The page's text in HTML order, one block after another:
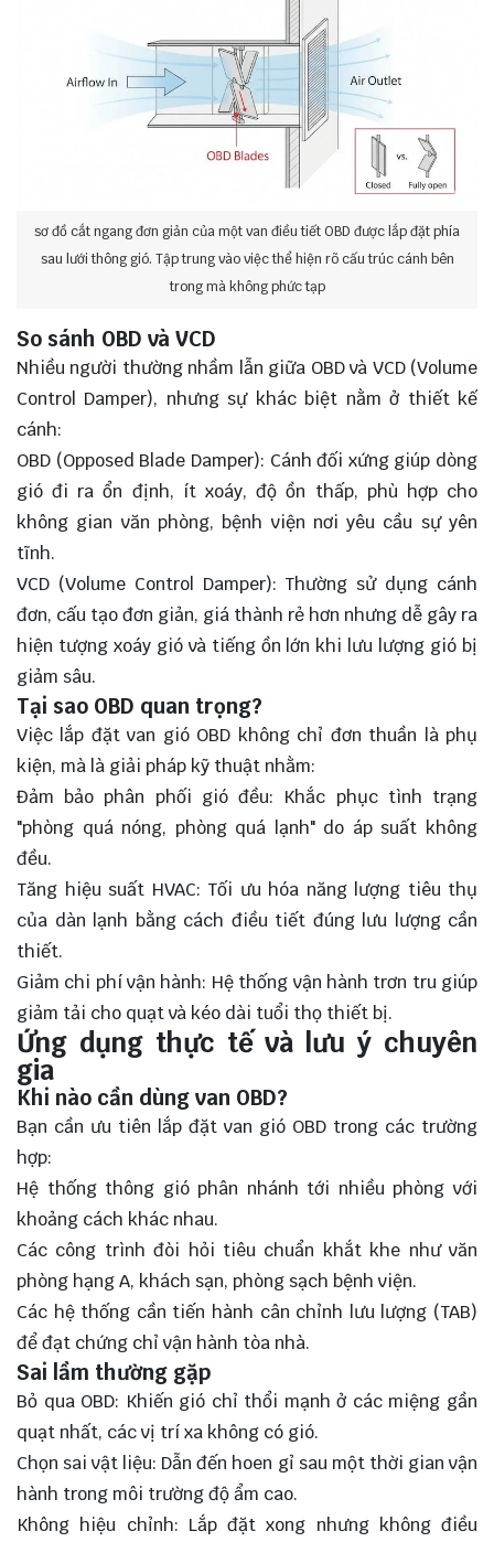
sơ đồ cắt ngang đơn giản của một van điều tiết OBD được lắp đặt phía
sau lưới thông gió. Tập trung vào việc thể hiện rõ cấu trúc cánh bên
trong mà không phức tạp
So sánh OBD và VCD
Nhiều người thường nhầm lẫn giữa OBD và VCD (Volume
Control Damper), nhưng sự khác biệt nằm ở thiết kế
cánh:
OBD (Opposed Blade Damper): Cánh đối xứng giúp dòng
gió đi ra ổn định, ít xoáy, độ ồn thấp, phù hợp cho
không gian văn phòng, bệnh viện nơi yêu cầu sự yên
tĩnh.
VCD (Volume Control Damper): Thường sử dụng cánh
đơn, cấu tạo đơn giản, giá thành rẻ hơn nhưng dễ gây ra
hiện tượng xoáy gió và tiếng ồn lớn khi lưu lượng gió bị
giảm sâu.
Tại sao OBD quan trọng?
Việc lắp đặt van gió OBD không chỉ đơn thuần là phụ
kiện, mà là giải pháp kỹ thuật nhằm:
Đảm bảo phân phối gió đều: Khắc phục tình trạng
"phòng quá nóng, phòng quá lạnh" do áp suất không
đều.
Tăng hiệu suất HVAC: Tối ưu hóa năng lượng tiêu thụ
của dàn lạnh bằng cách điều tiết đúng lưu lượng cần
thiết.
Giảm chi phí vận hành: Hệ thống vận hành trơn tru giúp
giảm tải cho quạt và kéo dài tuổi thọ thiết bị.
Ứng dụng thực tế và lưu ý chuyên
gia
Khi nào cần dùng van OBD?
Bạn cần ưu tiên lắp đặt van gió OBD trong các trường
hợp:
Hệ thống thông gió phân nhánh tới nhiều phòng với
khoảng cách khác nhau.
Các công trình đòi hỏi tiêu chuẩn khắt khe như văn
phòng hạng A, khách sạn, phòng sạch bệnh viện.
Các hệ thống cần tiến hành cân chỉnh lưu lượng (TAB)
để đạt chứng chỉ vận hành tòa nhà.
Sai lầm thường gặp
Bỏ qua OBD: Khiến gió chỉ thổi mạnh ở các miệng gần
quạt nhất, các vị trí xa không có gió.
Chọn sai vật liệu: Dẫn đến hoen gỉ sau một thời gian vận
hành trong môi trường độ ẩm cao.
Không hiệu chỉnh: Lắp đặt xong nhưng không điều